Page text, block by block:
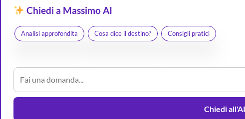
Chiedi a Massimo AI
Analisi approfondita Cosa dice il destino? Consigli pratici
Chiedi all'AI